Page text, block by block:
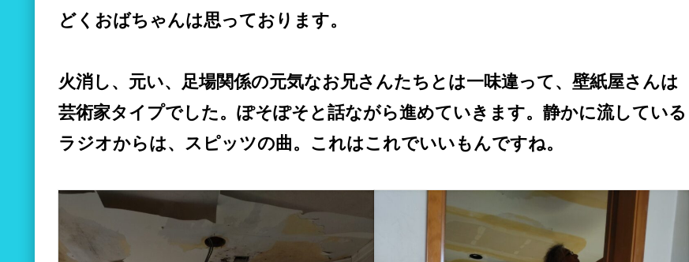
どくおばちゃんは思っております。
火消し、元い、足場関係の元気なお兄さんたちとは一味違って、壁紙屋さんは
芸術家タイプでした。ぽそぽそと話ながら進めていきます。静かに流している
ラジオからは、スピッツの曲。これはこれでいいもんですね。